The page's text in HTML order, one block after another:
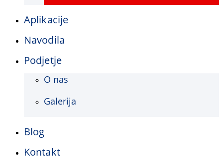
Aplikacije
Navodila
Podjetje
O nas
Galerija
Blog
Kontakt